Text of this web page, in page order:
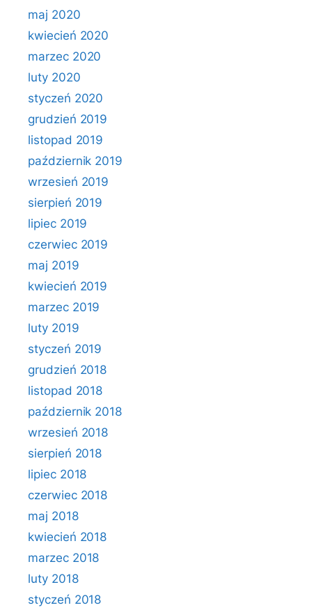
maj 2020
kwiecień 2020
marzec 2020
luty 2020
styczeń 2020
grudzień 2019
listopad 2019
październik 2019
wrzesień 2019
sierpień 2019
lipiec 2019
czerwiec 2019
maj 2019
kwiecień 2019
marzec 2019
luty 2019
styczeń 2019
grudzień 2018
listopad 2018
październik 2018
wrzesień 2018
sierpień 2018
lipiec 2018
czerwiec 2018
maj 2018
kwiecień 2018
marzec 2018
luty 2018
styczeń 2018